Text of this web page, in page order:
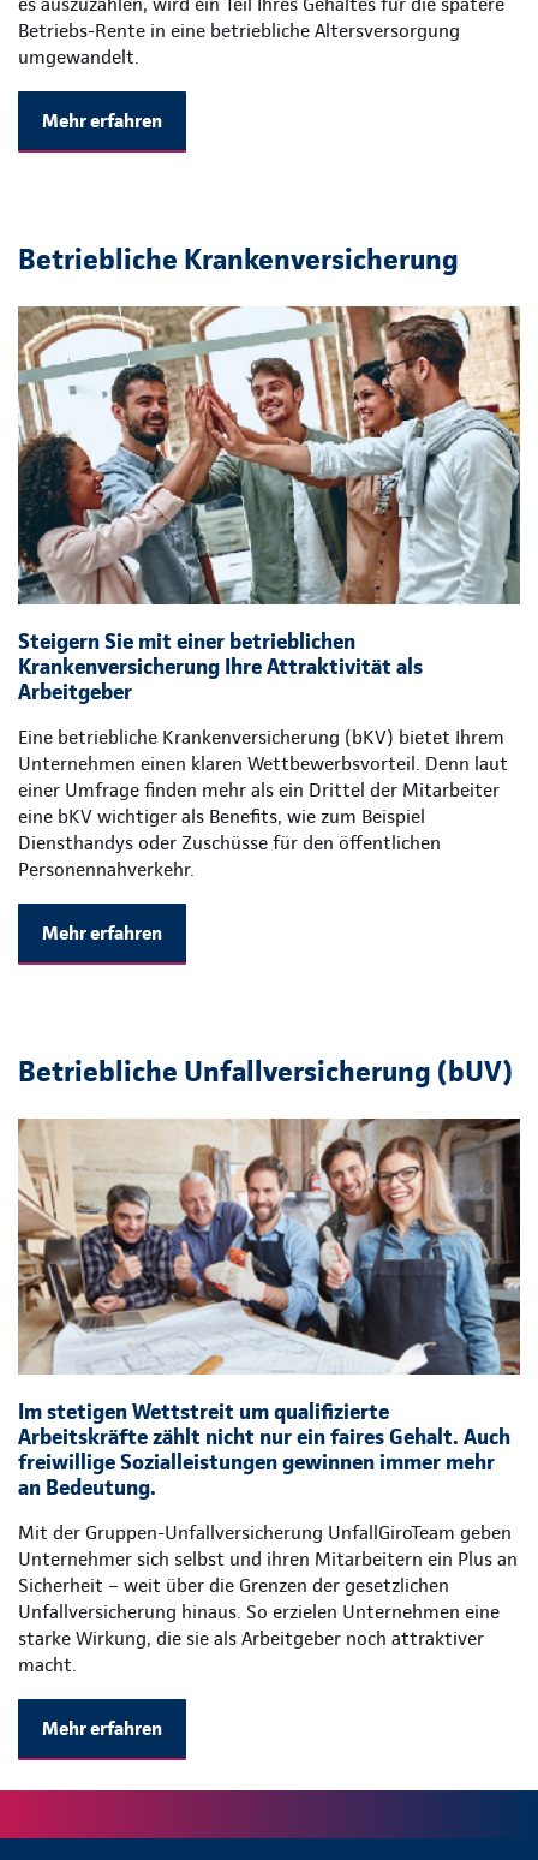
Betriebs-Rente in eine betriebliche Altersversorgung
umgewandelt.
Mehr erfahren
Betriebliche Krankenversicherung
Steigern Sie mit einer betrieblichen
Krankenversicherung Ihre Attraktivität als
Arbeitgeber
Eine betriebliche Krankenversicherung (bKV) bietet Ihrem
Unternehmen einen klaren Wettbewerbsvorteil. Denn laut
einer Umfrage finden mehr als ein Drittel der Mitarbeiter
eine bKV wichtiger als Benefits, wie zum Beispiel
Diensthandys oder Zuschüsse für den öffentlichen
Personennahverkehr.
Mehr erfahren
Betriebliche Unfallversicherung (bUV)
Im stetigen Wettstreit um qualifizierte
Arbeitskräfte zählt nicht nur ein faires Gehalt. Auch
freiwillige Sozialleistungen gewinnen immer mehr
an Bedeutung.
Mit der Gruppen-Unfallversicherung UnfallGiroTeam geben
Unternehmer sich selbst und ihren Mitarbeitern ein Plus an
Sicherheit – weit über die Grenzen der gesetzlichen
Unfallversicherung hinaus. So erzielen Unternehmen eine
starke Wirkung, die sie als Arbeitgeber noch attraktiver
macht.
Mehr erfahren